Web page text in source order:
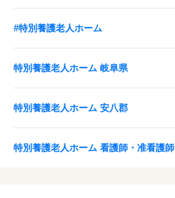
#特別養護老人ホーム
特別養護老人ホーム 岐阜県
特別養護老人ホーム 安八郡
特別養護老人ホーム 看護師・准看護師